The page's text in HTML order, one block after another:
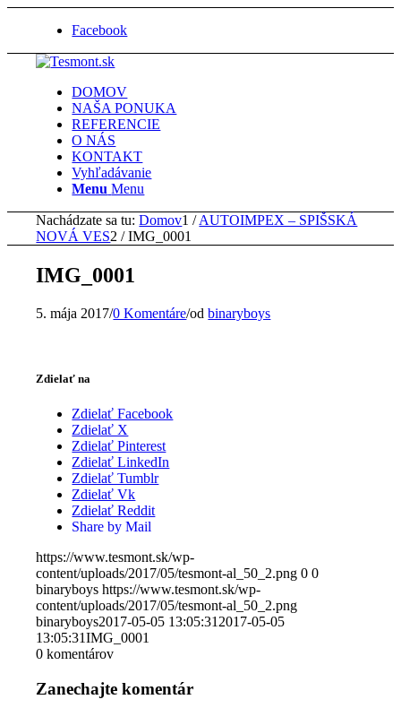
Facebook
DOMOV
NAŠA PONUKA
REFERENCIE
O NÁS
KONTAKT
Vyhľadávanie
Menu Menu
Nachádzate sa tu: Domov1 / AUTOIMPEX – SPIŠSKÁ
NOVÁ VES2 / IMG_0001
IMG_0001
5. mája 2017/0 Komentáre/odbinaryboys
Zdielať na
Zdielať Facebook
Zdielať X
Zdielať Pinterest
Zdielať LinkedIn
Zdielať Tumblr
Zdielať Vk
Zdielať Reddit
Share by Mail
https://www.tesmont.sk/wp-
content/uploads/2017/05/tesmont-al_50_2.png 0 0
binaryboys https://www.tesmont.sk/wp-
content/uploads/2017/05/tesmont-al_50_2.png
binaryboys2017-05-05 13:05:31 2017-05-05
13:05:31IMG_0001
0 komentárov
Zanechajte komentár